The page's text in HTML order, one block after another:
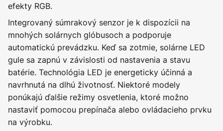
efekty RGB.
Integrovaný súmrakový senzor je k dispozícii na
mnohých solárnych glóbusoch a podporuje
automatickú prevádzku. Keď sa zotmie, solárne LED
gule sa zapnú v závislosti od nastavenia a stavu
batérie. Technológia LED je energeticky účinná a
navrhnutá na dlhú životnosť. Niektoré modely
ponúkajú ďalšie režimy osvetlenia, ktoré možno
nastaviť pomocou prepínača alebo ovládacieho prvku
na výrobku.